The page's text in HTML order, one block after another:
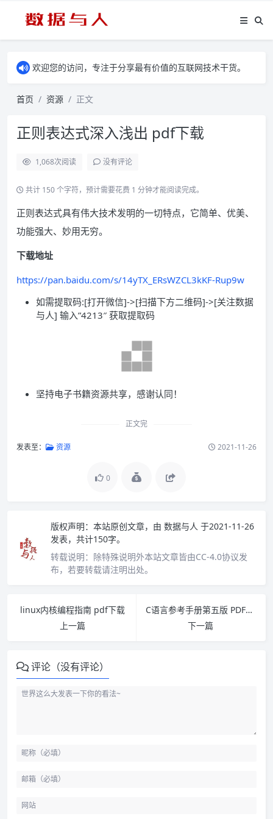
欢迎您的访问，专注于分享最有价值的互联网技术干货。
首页 资源 正文
正则表达式深入浅出 pdf下载
1,068次阅读 没有评论
共计 150 个字符，预计需要花费 1 分钟才能阅读完成。
正则表达式具有伟大技术发明的一切特点，它简单、优美、
功能强大、妙用无穷。
下载地址
https://pan.baidu.com/s/14yTX_ERsWZCL3kKF-Rup9w
如需提取码:[打开微信]->[扫描下方二维码]->[关注数据
与人] 输入”4213″ 获取提取码
坚持电子书籍资源共享，感谢认同！
正文完
发表至： 资源 2021-11-26
0
版权声明： 本站原创文章，由 数据与人 于2021-11-26
发表，共计150字。
转载说明： 除特殊说明外本站文章皆由CC-4.0协议发
布，若要转载请注明出处。
linux内核编程指南 pdf下载
上一篇
C语言参考手册第五版 PDF下载
下一篇
评论（没有评论）